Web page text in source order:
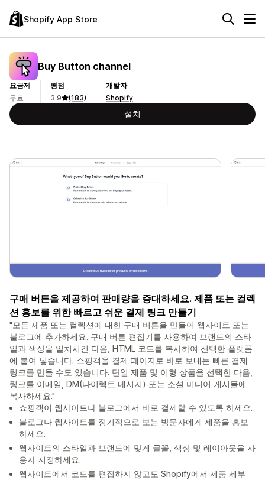
Shopify App Store
Buy Button channel
요금제
무료
평점
3.9
(183)
개발자
Shopify
설치
구매 버튼을 제공하여 판매량을 증대하세요. 제품 또는 컬렉
션 홍보를 위한 빠르고 쉬운 결제 링크 만들기
"모든 제품 또는 컬렉션에 대한 구매 버튼을 만들어 웹사이트 또는
블로그에 추가하세요. 구매 버튼 편집기를 사용하여 브랜드의 스타
일과 색상을 일치시킨 다음, HTML 코드를 복사하여 선택한 플랫폼
에 붙여 넣습니다. 쇼핑객을 결제 페이지로 바로 보내는 빠른 결제
링크를 만들 수도 있습니다. 단일 제품 및 이형 상품을 선택한 다음,
링크를 이메일, DM(다이렉트 메시지) 또는 소셜 미디어 게시물에
복사하세요."
쇼핑객이 웹사이트나 블로그에서 바로 결제할 수 있도록 하세요.
블로그나 웹사이트를 정기적으로 보는 방문자에게 제품을 홍보
하세요.
웹사이트의 스타일과 브랜드에 맞게 글꼴, 색상 및 레이아웃을 사
용자 지정하세요.
웹사이트에서 코드를 편집하지 않고도 Shopify에서 제품 세부